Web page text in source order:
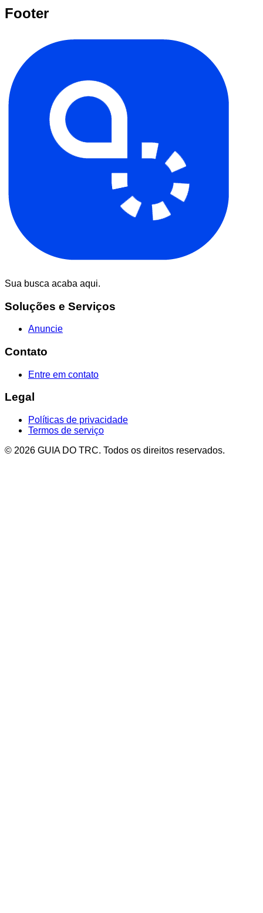
Footer
Sua busca acaba aqui.
Soluções e Serviços
Anuncie
Contato
Entre em contato
Legal
Políticas de privacidade
Termos de serviço
© 2026 GUIA DO TRC. Todos os direitos reservados.